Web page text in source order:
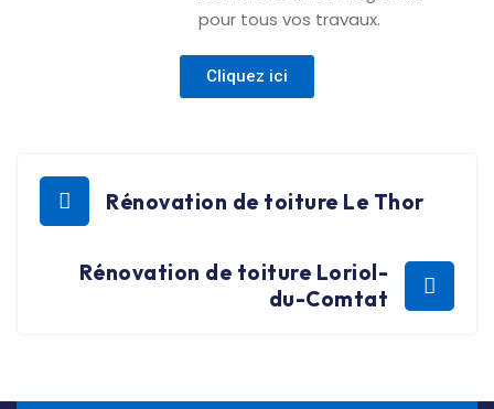
pour tous vos travaux.
Cliquez ici
Rénovation de toiture Le Thor
Rénovation de toiture Loriol-
du-Comtat